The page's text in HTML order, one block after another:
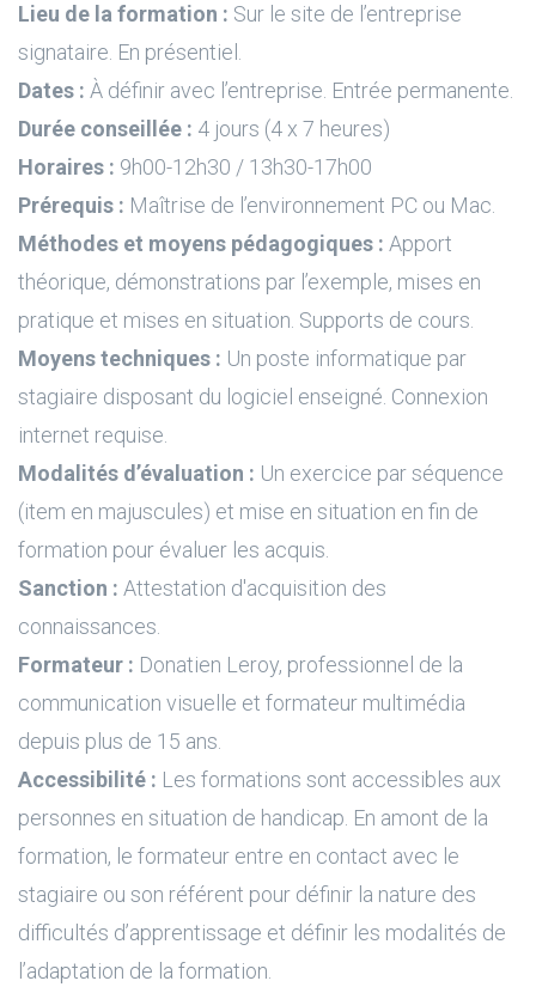
Lieu de la formation : Sur le site de l’entreprise
signataire. En présentiel.
Dates : À définir avec l’entreprise. Entrée permanente.
Durée conseillée : 4 jours (4 x 7 heures)
Horaires : 9h00-12h30 / 13h30-17h00
Prérequis : Maîtrise de l’environnement PC ou Mac.
Méthodes et moyens pédagogiques : Apport
théorique, démonstrations par l’exemple, mises en
pratique et mises en situation. Supports de cours.
Moyens techniques : Un poste informatique par
stagiaire disposant du logiciel enseigné. Connexion
internet requise.
Modalités d’évaluation : Un exercice par séquence
(item en majuscules) et mise en situation en fin de
formation pour évaluer les acquis.
Sanction : Attestation d'acquisition des
connaissances.
Formateur : Donatien Leroy, professionnel de la
communication visuelle et formateur multimédia
depuis plus de 15 ans.
Accessibilité : Les formations sont accessibles aux
personnes en situation de handicap. En amont de la
formation, le formateur entre en contact avec le
stagiaire ou son référent pour définir la nature des
difficultés d’apprentissage et définir les modalités de
l’adaptation de la formation.